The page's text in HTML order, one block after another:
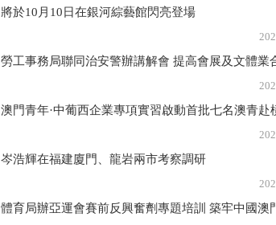
將於10月10日在銀河綜藝館閃亮登場
2026年8月4
勞工事務局聯同治安警辦講解會 提高會展及文體業
2026年8月4
澳門青年·中葡西企業專項實習啟動首批七名澳青赴
2026年8月3
岑浩輝在福建廈門、龍岩兩市考察調研
2026年8月3
體育局辦亞運會賽前反興奮劑專題培訓 築牢中國澳